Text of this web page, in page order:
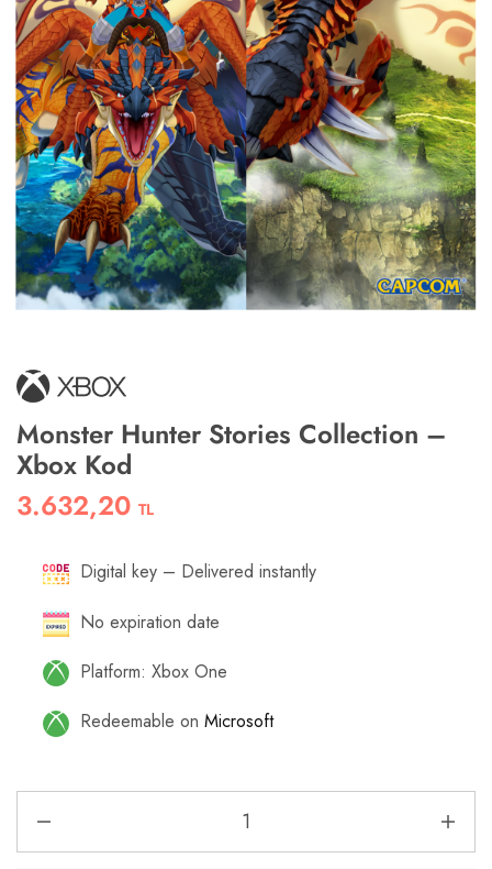
Monster Hunter Stories Collection –
Xbox Kod
3.632,20 TL
Digital key – Delivered instantly
No expiration date
Platform: Xbox One
Redeemable on Microsoft